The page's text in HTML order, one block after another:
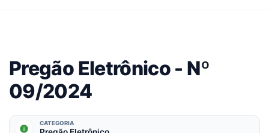
Pregão Eletrônico - Nº
09/2024
info
CATEGORIA